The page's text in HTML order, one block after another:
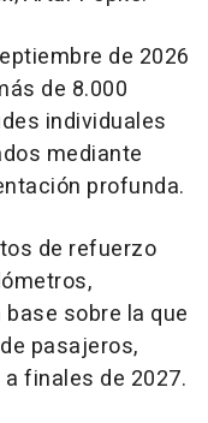
de 2026
de 8.000
individuales
mediante
profunda.
de refuerzo
sobre la que
pasajeros,
finales de 2027.